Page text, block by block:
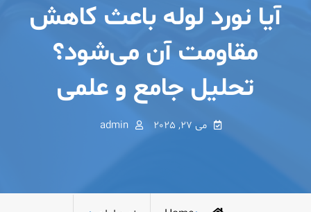
آیا نورد لوله باعث کاهش
مقاومت آن می‌شود؟
تحلیل جامع و علمی
می 27, 2025 admin